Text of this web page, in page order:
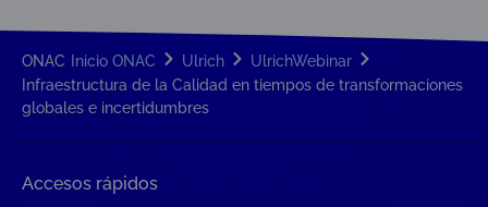
ONAC Inicio ONAC Ulrich
UlrichWebinar
Infraestructura de la Calidad en tiempos de transformaciones
globales e incertidumbres
Accesos rápidos